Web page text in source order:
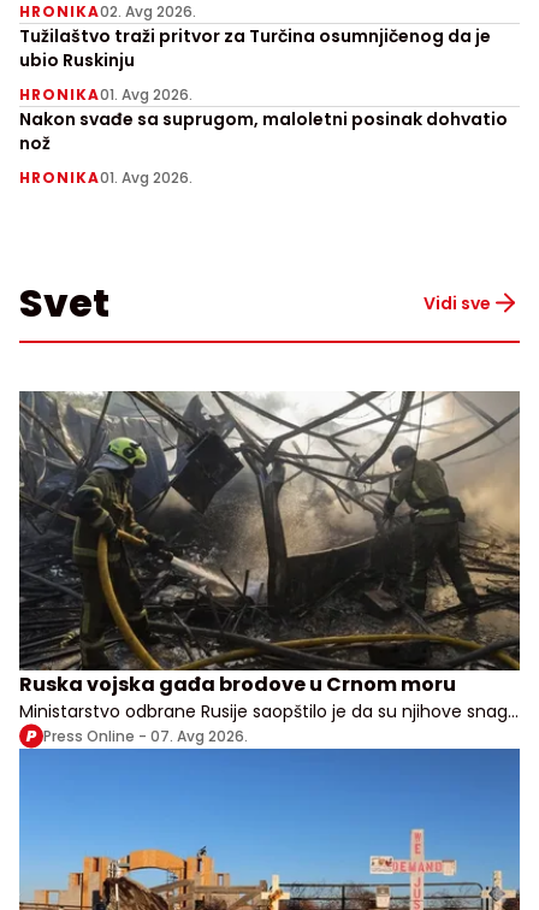
HRONIKA02. Avg 2026.
Tužilaštvo traži pritvor za Turčina osumnjičenog da je
ubio Ruskinju
HRONIKA01. Avg 2026.
Nakon svađe sa suprugom, maloletni posinak dohvatio
nož
HRONIKA01. Avg 2026.
Svet Vidi sve
Ruska vojska gađa brodove u Crnom moru
Ministarstvo odbrane Rusije saopštilo je da su njihove snage
izvele udare na vojne, transportne i logističke objekte u više
Press Online - 07. Avg 2026.